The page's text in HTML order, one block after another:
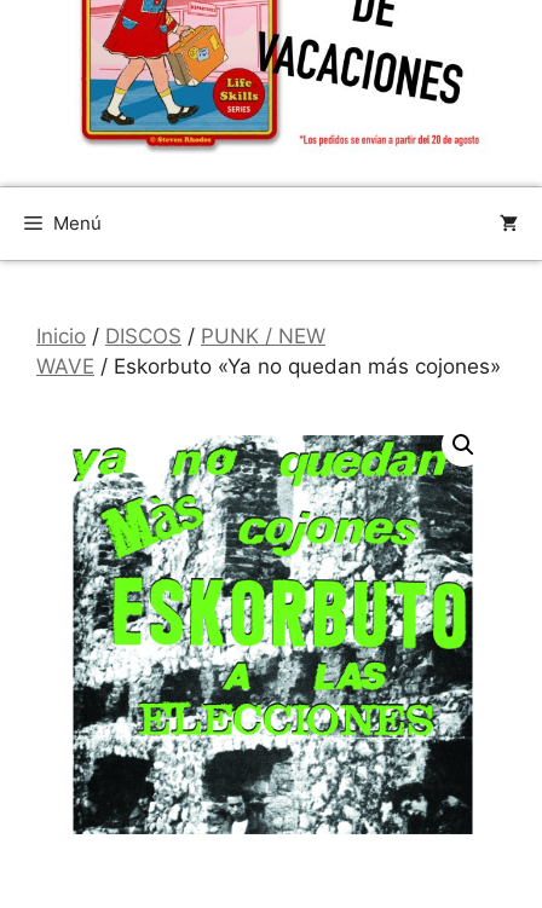
Menú
Inicio / DISCOS / PUNK / NEW
WAVE / Eskorbuto «Ya no quedan más cojones»